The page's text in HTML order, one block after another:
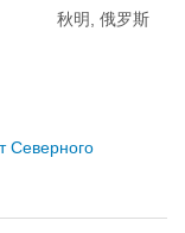
秋明, 俄罗斯
Северного